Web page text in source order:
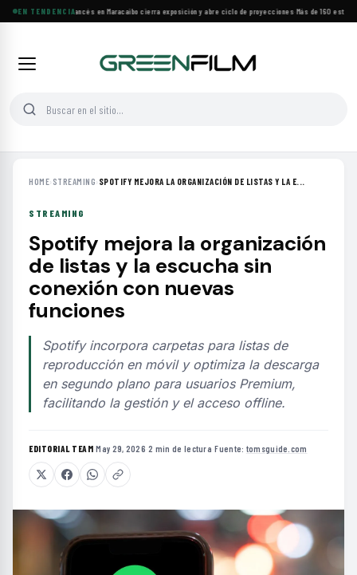
EN TENDENCIA
Festival de Cine Francés en Maracaibo cierra exposición y abre ciclo de proyecciones·Más de 160
HOME› STREAMING› SPOTIFY MEJORA LA ORGANIZACIÓN DE LISTAS Y LA E...
STREAMING
Spotify mejora la organización
de listas y la escucha sin
conexión con nuevas
funciones
Spotify incorpora carpetas para listas de
reproducción en móvil y optimiza la descarga
en segundo plano para usuarios Premium,
facilitando la gestión y el acceso offline.
EDITORIAL TEAM·May 29, 2026·2 min de lectura·Fuente: tomsguide.com